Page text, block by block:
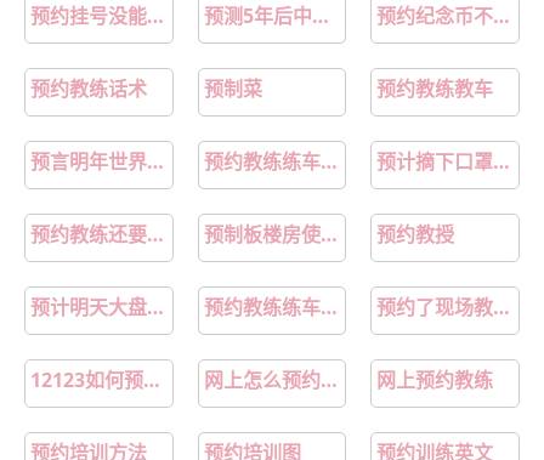
预约挂号没能及时赶到怎么办 预测5年后中美关系走势 预约纪念币不取的后果
预约教练话术 预制菜 预约教练教车
预言明年世界的变化 预约教练练车教练不理我怎么办 预计摘下口罩时间
预约教练还要交钱吗 预制板楼房使用年限 预约教授
预计明天大盘走势如何 预约教练练车要求教练去接 预约了现场教育去不了怎么办
12123如何预约教练 网上怎么预约教练练车 网上预约教练
预约培训方法 预约培训图 预约训练英文